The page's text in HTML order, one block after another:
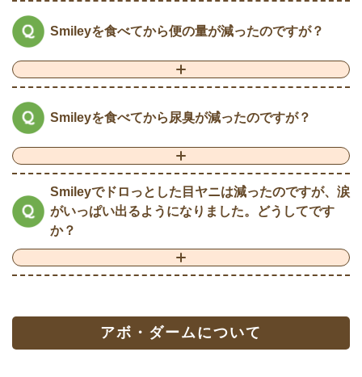
Smileyを食べてから便の量が減ったのですが？
Smileyを食べてから尿臭が減ったのですが？
Smileyでドロっとした目ヤニは減ったのですが、涙
がいっぱい出るようになりました。どうしてです
か？
アボ・ダームについて